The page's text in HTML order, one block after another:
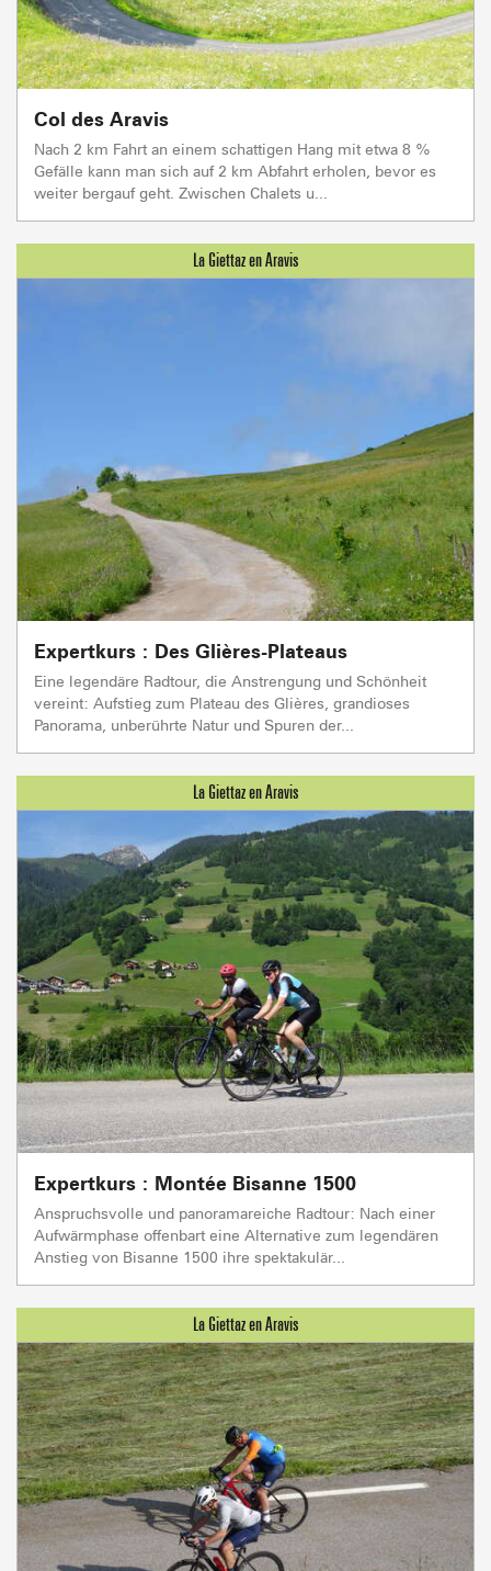
Col des Aravis
Nach 2 km Fahrt an einem schattigen Hang mit etwa 8 %
Gefälle kann man sich auf 2 km Abfahrt erholen, bevor es
weiter bergauf geht. Zwischen Chalets u...
Expertkurs : Des Glières-Plateaus
Eine legendäre Radtour, die Anstrengung und Schönheit
vereint: Aufstieg zum Plateau des Glières, grandioses
Panorama, unberührte Natur und Spuren der...
Expertkurs : Montée Bisanne 1500
Anspruchsvolle und panoramareiche Radtour: Nach einer
Aufwärmphase offenbart eine Alternative zum legendären
Anstieg von Bisanne 1500 ihre spektakulär...